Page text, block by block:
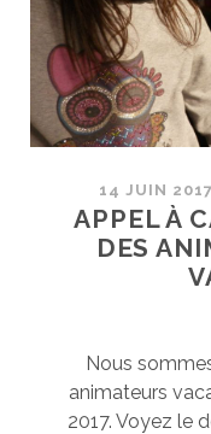
14 JUIN 2017
APPEL À
DES
Nous
animateurs
2017. Voyez le